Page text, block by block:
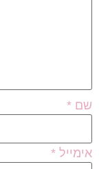
שם *
אימייל *